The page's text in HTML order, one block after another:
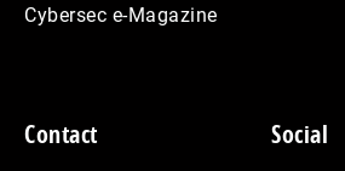
Cybersec e-Magazine
Contact Social